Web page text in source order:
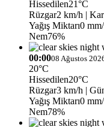
Hissedilen21°C
Rüzgar2 km/h |
Yağış Miktarı0
Nem76%
00:0008 Ağustos
20°C
Hissedilen20°C
Rüzgar3 km/h |
Yağış Miktarı0
Nem78%